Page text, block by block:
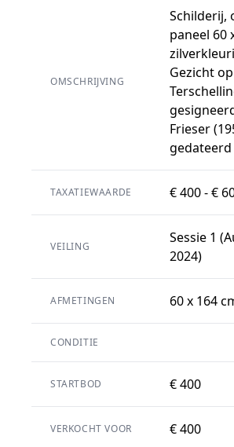
OMSCHRIJVING
Schilderij,
paneel 60
Gezicht op
Frieser
gedateerd
TAXATIEWAARDE € 400 - €
VEILING
Sessie 1
2024)
AFMETINGEN 60 x 164
CONDITIE
STARTBOD € 400
VERKOCHT VOOR € 400